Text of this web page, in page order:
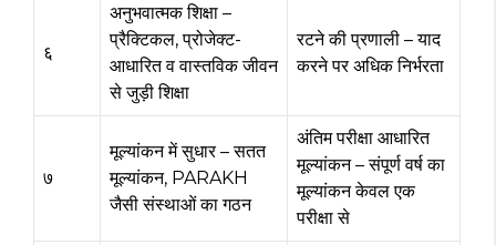
६
अनुभवात्मक शिक्षा –
प्रैक्टिकल, प्रोजेक्ट-
आधारित व वास्तविक जीवन
से जुड़ी शिक्षा
रटने की प्रणाली – याद
करने पर अधिक निर्भरता
७
मूल्यांकन में सुधार – सतत
मूल्यांकन, PARAKH
जैसी संस्थाओं का गठन
अंतिम परीक्षा आधारित
मूल्यांकन – संपूर्ण वर्ष का
मूल्यांकन केवल एक
परीक्षा से